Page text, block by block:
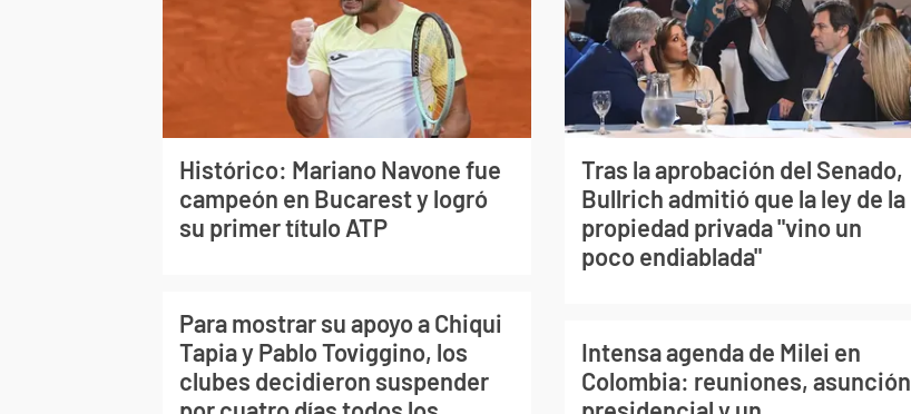
Histórico: Mariano Navone fue
campeón en Bucarest y logró
su primer título ATP
Para mostrar su apoyo a Chiqui
Tapia y Pablo Toviggino, los
clubes decidieron suspender
Tras la aprobación del Senado,
Bullrich admitió que la ley de la
propiedad privada "vino un
poco endiablada"
Intensa agenda de Milei en
Colombia: reuniones, asunción